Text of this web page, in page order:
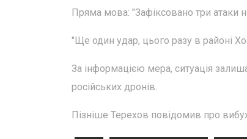
Пряма мова: "Зафіксовано три атаки
"Ще один удар, цього разу в районі
За інформацією мера, ситуація
російських дронів.
Пізніше Терехов повідомив про